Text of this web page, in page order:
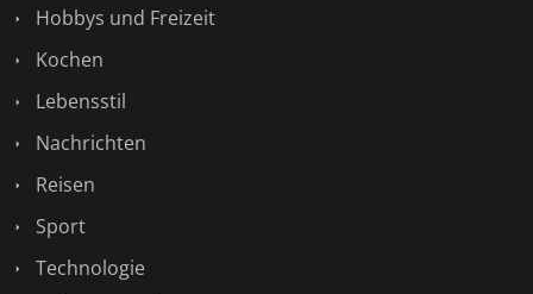
Hobbys und Freizeit
Kochen
Lebensstil
Nachrichten
Reisen
Sport
Technologie